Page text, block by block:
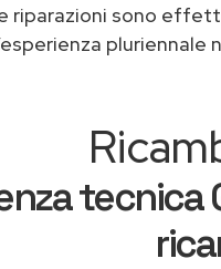
riparazioni sono
pluriennale
tecnica